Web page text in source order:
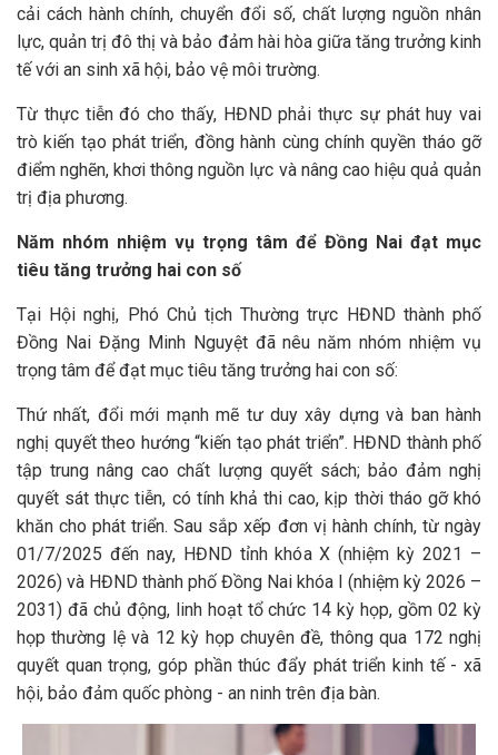
cải cách hành chính, chuyển đổi số, chất lượng nguồn nhân
lực, quản trị đô thị và bảo đảm hài hòa giữa tăng trưởng kinh
tế với an sinh xã hội, bảo vệ môi trường.
Từ thực tiễn đó cho thấy, HĐND phải thực sự phát huy vai
trò kiến tạo phát triển, đồng hành cùng chính quyền tháo gỡ
điểm nghẽn, khơi thông nguồn lực và nâng cao hiệu quả quản
trị địa phương.
Năm nhóm nhiệm vụ trọng tâm để Đồng Nai đạt mục
tiêu tăng trưởng hai con số
Tại Hội nghị, Phó Chủ tịch Thường trực HĐND thành phố
Đồng Nai Đặng Minh Nguyệt đã nêu năm nhóm nhiệm vụ
trọng tâm để đạt mục tiêu tăng trưởng hai con số:
Thứ nhất, đổi mới mạnh mẽ tư duy xây dựng và ban hành
nghị quyết theo hướng “kiến tạo phát triển”. HĐND thành phố
tập trung nâng cao chất lượng quyết sách; bảo đảm nghị
quyết sát thực tiễn, có tính khả thi cao, kịp thời tháo gỡ khó
khăn cho phát triển. Sau sắp xếp đơn vị hành chính, từ ngày
01/7/2025 đến nay, HĐND tỉnh khóa X (nhiệm kỳ 2021 –
2026) và HĐND thành phố Đồng Nai khóa I (nhiệm kỳ 2026 –
2031) đã chủ động, linh hoạt tổ chức 14 kỳ họp, gồm 02 kỳ
họp thường lệ và 12 kỳ họp chuyên đề, thông qua 172 nghị
quyết quan trọng, góp phần thúc đẩy phát triển kinh tế - xã
hội, bảo đảm quốc phòng - an ninh trên địa bàn.